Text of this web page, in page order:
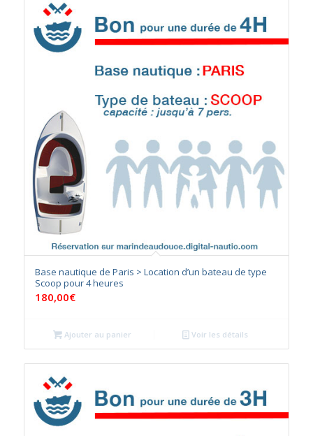
Base nautique de Paris > Location d’un bateau de type
Scoop pour 4 heures
180,00€
Ajouter au panier Voir les détails